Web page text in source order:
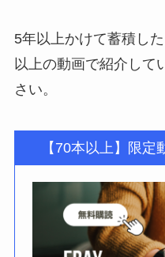
5年以上かけて蓄積し
以上の動画で紹介して
さい。
【70本以上】限定